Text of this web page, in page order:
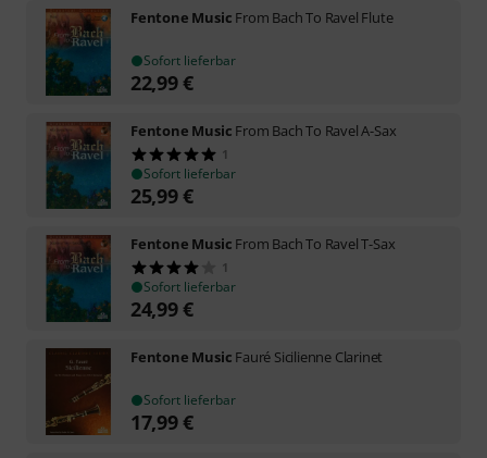
Fentone Music From Bach To Ravel Flute
Sofort lieferbar
22,99€
Fentone Music From Bach To Ravel A-Sax
1
Sofort lieferbar
25,99€
Fentone Music From Bach To Ravel T-Sax
1
Sofort lieferbar
24,99€
Fentone Music Fauré Sicilienne Clarinet
Sofort lieferbar
17,99€